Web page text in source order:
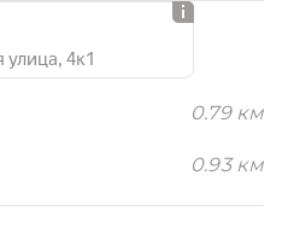
4к1
0.79 км
0.93 км